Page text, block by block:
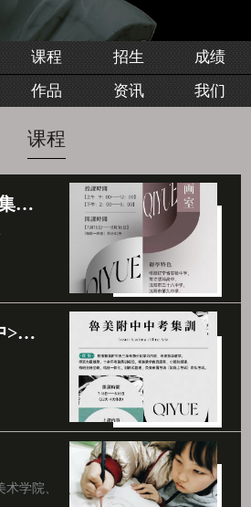
作品
资讯
课程 招生
成绩
作品 资讯 我们
课程
2022年中考美术集训班
2022年<鲁美附中>中考集训班
学院、中央美术学院、北京电影学院、